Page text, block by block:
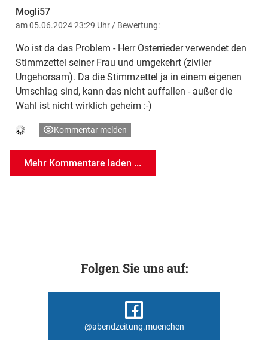
Mogli57
am 05.06.2024 23:29 Uhr/ Bewertung:
Wo ist da das Problem - Herr Osterrieder verwendet den
Stimmzettel seiner Frau und umgekehrt (ziviler
Ungehorsam). Da die Stimmzettel ja in einem eigenen
Umschlag sind, kann das nicht auffallen - außer die
Wahl ist nicht wirklich geheim :-)
Kommentar melden
Mehr Kommentare laden ...
Folgen Sie uns auf:
@abendzeitung.muenchen